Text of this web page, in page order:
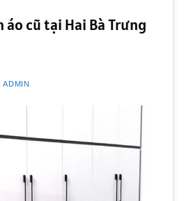
áo cũ tại Hai Bà Trưng
ADMIN